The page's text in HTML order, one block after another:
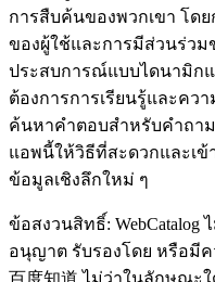
การสืบค้นของพวกเขา โด
ของผู้ใช้และการมีส่วนร่วม
ประสบการณ์แบบไดนามิก
ต้องการการเรียนรู้และคว
ค้นหาคำตอบสำหรับคำถา
แอพนี้ให้วิธีที่สะดวกและเ
ข้อมูลเชิงลึกใหม่ ๆ
ข้อสงวนสิทธิ์: WebCatalog
อนุญาต รับรองโดย หรือมีค
百度知道 ไม่ว่าในลักษณ